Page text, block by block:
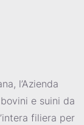
l’Azienda
e suini da
filiera per